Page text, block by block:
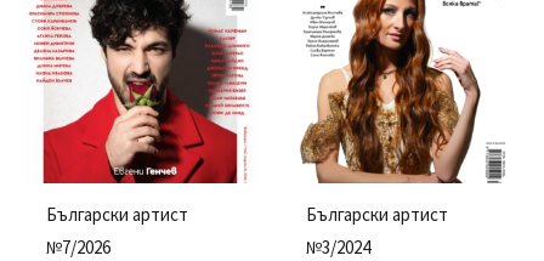
Български артист
№7/2026
Български артист
№3/2024